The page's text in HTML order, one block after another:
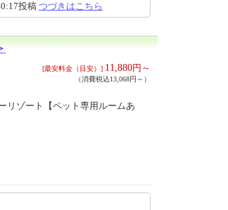
投稿 つづきはこちら
[最安料金（目安）] 11,880円～
（消費税込13,068円～）
リゾート【ペット専用ルームあ